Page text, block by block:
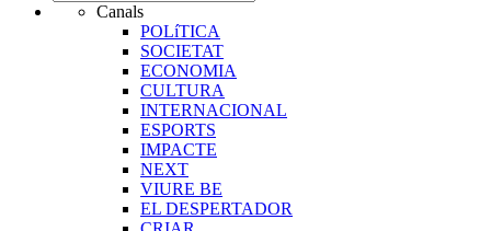
Canals
POLíTICA
SOCIETAT
ECONOMIA
CULTURA
INTERNACIONAL
ESPORTS
IMPACTE
NEXT
VIURE BE
EL DESPERTADOR